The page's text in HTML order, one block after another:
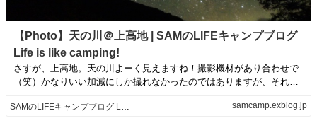
【Photo】天の川＠上高地 | SAMのLIFEキャンプブログ
Life is like camping!
さすが、上高地。天の川よーく見えますね！撮影機材があり合わせで
（笑）かなりいい加減にしか撮れなかったのではありますが、それで
SAMのLIFEキャンプブログ Life is like camping! samcamp.exblog.jp